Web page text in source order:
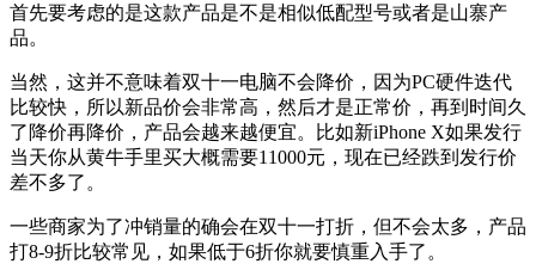
首先要考虑的是这款产品是不是相似低配型号或者是山寨产
品。
当然，这并不意味着双十一电脑不会降价，因为PC硬件迭代
比较快，所以新品价会非常高，然后才是正常价，再到时间久
了降价再降价，产品会越来越便宜。比如新iPhone X如果发行
当天你从黄牛手里买大概需要11000元，现在已经跌到发行价
差不多了。
一些商家为了冲销量的确会在双十一打折，但不会太多，产品
打8-9折比较常见，如果低于6折你就要慎重入手了。